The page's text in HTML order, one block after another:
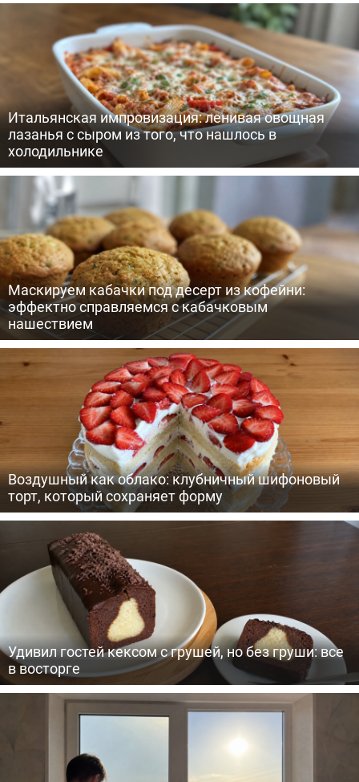
Итальянская импровизация: ленивая овощная
лазанья с сыром из того, что нашлось в
холодильнике
Маскируем кабачки под десерт из кофейни:
эффектно справляемся с кабачковым
нашествием
Воздушный как облако: клубничный шифоновый
торт, который сохраняет форму
Удивил гостей кексом с грушей, но без груши: все
в восторге